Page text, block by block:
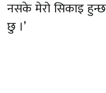
नसके मेरो सिकाइ
छु ।’